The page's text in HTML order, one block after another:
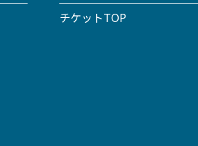
チケットTOP